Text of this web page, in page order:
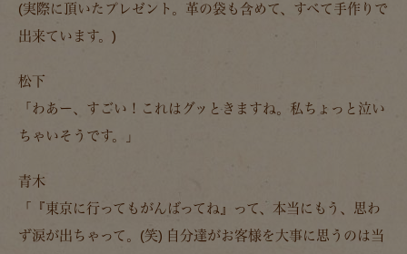
(実際に頂いたプレゼント。革の袋も含めて、すべて手作りで
出来ています。)
松下
「わあー、すごい！これはグッときますね。私ちょっと泣い
ちゃいそうです。」
青木
「『東京に行ってもがんばってね』って、本当にもう、思わ
ず涙が出ちゃって。(笑) 自分達がお客様を大事に思うのは当